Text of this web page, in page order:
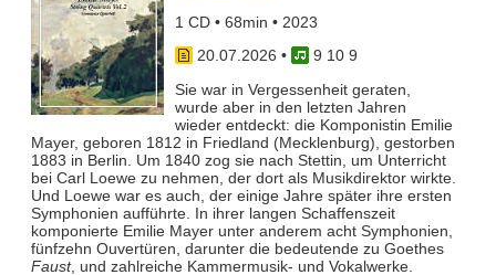
1 CD • 68min • 2023
20.07.2026 •
9 10 9
Sie war in Vergessenheit geraten,
wurde aber in den letzten Jahren
wieder entdeckt: die Komponistin Emilie
Mayer, geboren 1812 in Friedland (Mecklenburg), gestorben
1883 in Berlin. Um 1840 zog sie nach Stettin, um Unterricht
bei Carl Loewe zu nehmen, der dort als Musikdirektor wirkte.
Und Loewe war es auch, der einige Jahre später ihre ersten
Symphonien aufführte. In ihrer langen Schaffenszeit
komponierte Emilie Mayer unter anderem acht Symphonien,
fünfzehn Ouvertüren, darunter die bedeutende zu Goethes
Faust, und zahlreiche Kammermusik- und Vokalwerke.